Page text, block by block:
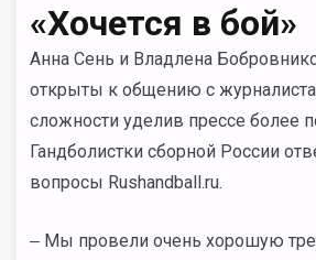
«Хочется в бой»
Анна Сень и Владлена
открыты к общению с
сложности уделив прессе более
Гандболистки сборной России
вопросы Rushandball.ru.
‒ Мы провели очень хорошую